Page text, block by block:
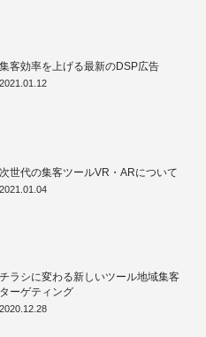
集客効率を上げる最新のDSP広告
2021.01.12
次世代の集客ツールVR・ARについて
2021.01.04
チラシに変わる新しいツール地域集客
ターゲティング
2020.12.28